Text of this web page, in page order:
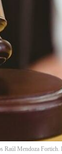
Raúl Mendoza Fortich.